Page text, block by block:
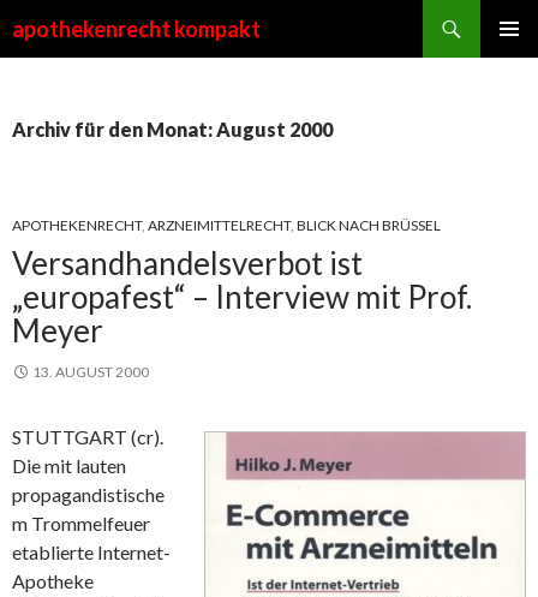
apothekenrecht kompakt
Archiv für den Monat: August 2000
APOTHEKENRECHT, ARZNEIMITTELRECHT, BLICK NACH BRÜSSEL
Versandhandelsverbot ist
„europafest“ – Interview mit Prof.
Meyer
13. AUGUST 2000
STUTTGART (cr).
Die mit lauten
propagandistische
m Trommelfeuer
etablierte Internet-
Apotheke